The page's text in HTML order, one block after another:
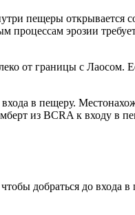
пещеры открывается
процессам эрозии
от границы с Лаосом.
входа в пещеру.
из BCRA к входу в
добраться до входа